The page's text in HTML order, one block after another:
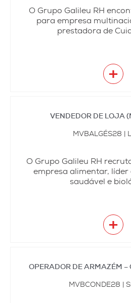
O Grupo Galileu RH
para empresa
prestadora de
+
VENDEDOR DE LOJA
MVBALGÉS28 |
O Grupo Galileu RH
empresa alimentar,
saudável e
+
OPERADOR DE ARMAZÉM –
MVBCONDE28 |